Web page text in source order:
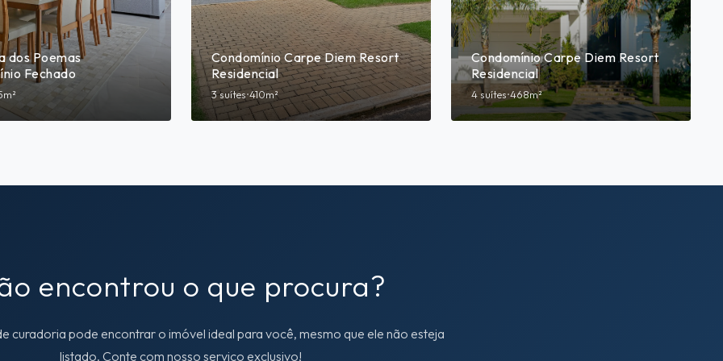
dos Poemas
Fechado
Condomínio Carpe Diem Resort
Residencial
3 suítes•410m²
Condomínio Carpe Diem Resort
Residencial
4 suítes•468m²
encontrou o que procura?
curadoria pode encontrar o imóvel ideal para você, mesmo que ele não esteja
listado. Conte com nosso serviço exclusivo!